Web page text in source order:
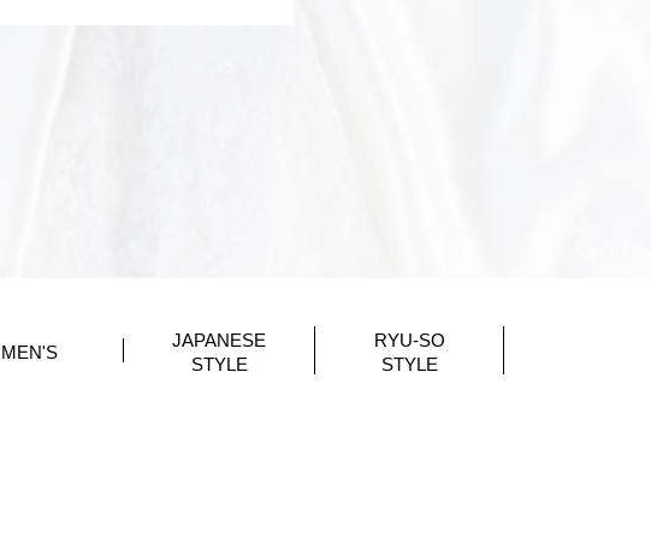
MEN'S
JAPANESE
STYLE
RYU-SO
STYLE